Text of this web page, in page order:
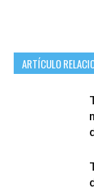
ARTÍCULO